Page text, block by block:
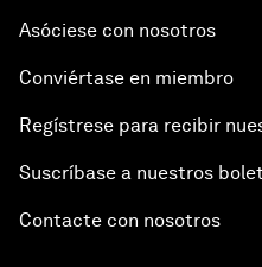
Asóciese con nosotros
Conviértase en miembro
Regístrese para recibir
Suscríbase a nuestros
Contacte con nosotros